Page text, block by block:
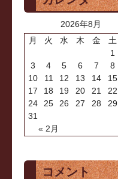
2026年8月
月
火 水 木 金 土
« 2月
1
3
4 5 6 7 8
10
11 12 13 14 15
17
18 19 20 21 22
24
25 26 27 28 29
31
コメント